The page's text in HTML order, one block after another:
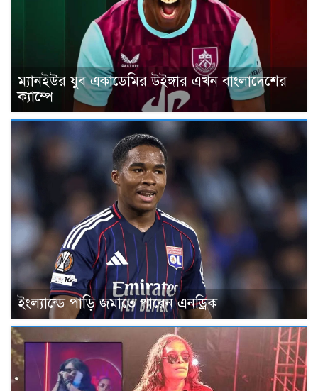
ম্যানইউর যুব একাডেমির উইঙ্গার এখন বাংলাদেশের
ক্যাম্পে
ইংল্যান্ডে পাড়ি জমাতে পারেন এনড্রিক